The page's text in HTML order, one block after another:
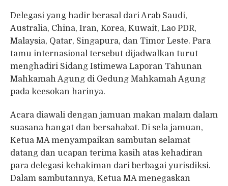
Delegasi yang hadir berasal dari Arab Saudi,
Australia, China, Iran, Korea, Kuwait, Lao PDR,
Malaysia, Qatar, Singapura, dan Timor Leste. Para
tamu internasional tersebut dijadwalkan turut
menghadiri Sidang Istimewa Laporan Tahunan
Mahkamah Agung di Gedung Mahkamah Agung
pada keesokan harinya.
Acara diawali dengan jamuan makan malam dalam
suasana hangat dan bersahabat. Di sela jamuan,
Ketua MA menyampaikan sambutan selamat
datang dan ucapan terima kasih atas kehadiran
para delegasi kehakiman dari berbagai yurisdiksi.
Dalam sambutannya, Ketua MA menegaskan